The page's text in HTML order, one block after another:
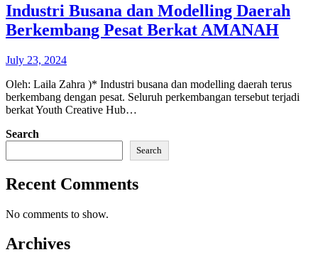
Industri Busana dan Modelling Daerah
Berkembang Pesat Berkat AMANAH
July 23, 2024
Oleh: Laila Zahra )* Industri busana dan modelling daerah terus
berkembang dengan pesat. Seluruh perkembangan tersebut terjadi
berkat Youth Creative Hub…
Search
Search
Recent Comments
No comments to show.
Archives